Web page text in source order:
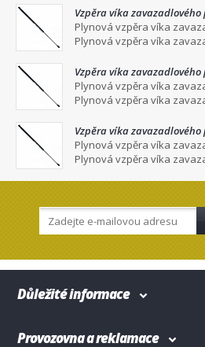
Vzpěra víka
Plynová vzpěra víka
Plynová vzpěra víka
Vzpěra víka
Plynová vzpěra víka
Plynová vzpěra víka
Vzpěra víka
Plynová vzpěra víka
Plynová vzpěra víka
Důležité informace
Provozovna a reklamace